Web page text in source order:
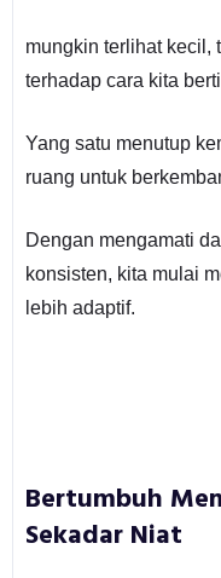
mungkin terlihat kecil,
terhadap cara kita
Yang satu menutup
ruang untuk
Dengan mengamati
konsisten, kita mulai
lebih adaptif.
Bertumbuh
Sekadar Niat